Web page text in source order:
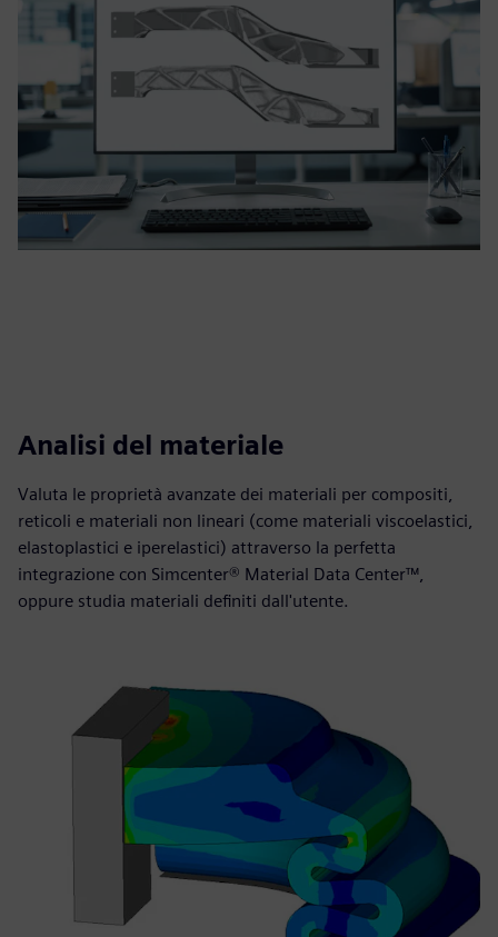
Analisi del materiale
Valuta le proprietà avanzate dei materiali per compositi,
reticoli e materiali non lineari (come materiali viscoelastici,
elastoplastici e iperelastici) attraverso la perfetta
integrazione con Simcenter® Material Data Center™,
oppure studia materiali definiti dall'utente.